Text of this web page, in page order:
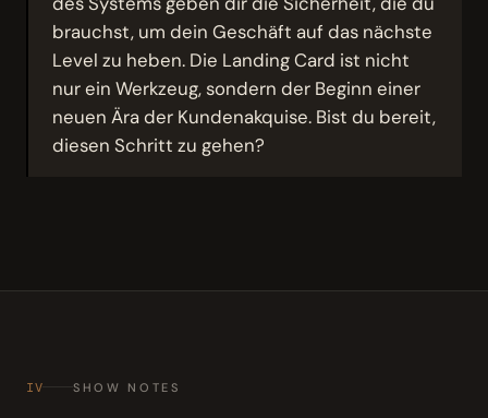
brauchst, um dein Geschäft auf das nächste
Level zu heben. Die Landing Card ist nicht
nur ein Werkzeug, sondern der Beginn einer
neuen Ära der Kundenakquise. Bist du bereit,
diesen Schritt zu gehen?
IV SHOW NOTES